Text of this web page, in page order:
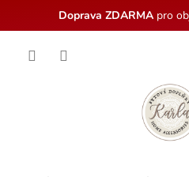
Doprava ZDARMApro